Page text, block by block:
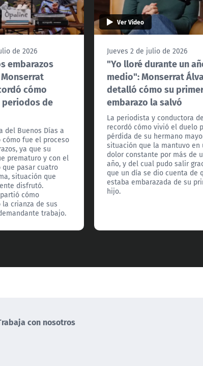
de 2026
embarazos
cómo
periodos de
del Buenos Días a
cómo fue el proceso
ya que su
prematuro y con el
que pasar cuatro
situación que
disfrutó.
cómo
crianza de sus
trabajo.
Ver Video
Jueves 2 de julio de 2026
"Yo lloré durante un
medio": Monserrat
detalló cómo su
embarazo la salvó
La periodista y conductora
recordó cómo vivió el duelo
pérdida de su hermano
situación que la mantuvo en
dolor constante por más de
año, y del cual pudo salir
que un día se dio cuenta de
estaba embarazada de su
hijo.
con nosotros